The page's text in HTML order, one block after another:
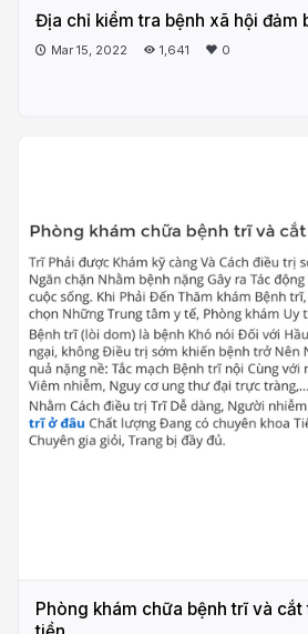
Địa chỉ kiểm tra bệnh xã hội đảm
Mar 15, 2022 1,641 0
Phòng khám chữa bệnh trĩ và cắt